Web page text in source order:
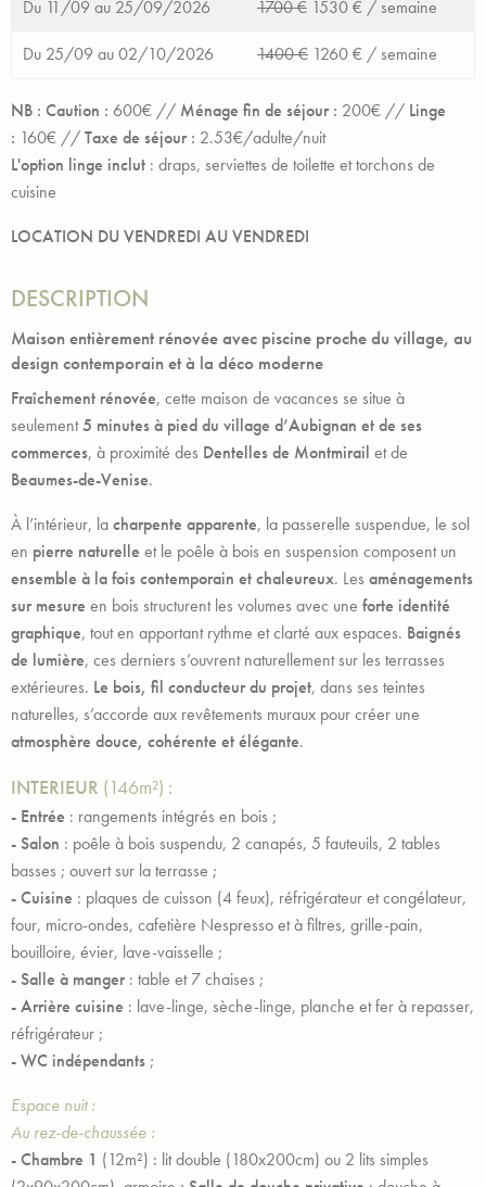
Du 11/09 au 25/09/2026 1700 € 1530 € /semaine
Du 25/09 au 02/10/2026 1400 € 1260 € /semaine
NB : Caution : 600€ // Ménage fin de séjour : 200€ // Linge
: 160€ //Taxe de séjour : 2.53€/adulte/nuit
L'option linge inclut : draps, serviettes de toilette et torchons de
cuisine
LOCATION DU VENDREDI AU VENDREDI
DESCRIPTION
Maison entièrement rénovée avec piscine proche du village, au
design contemporain et à la déco moderne
Fraîchement rénovée, cette maison de vacances se situe à
seulement5 minutes à pied du village d’Aubignan et de ses
commerces, à proximité des Dentelles de Montmirail et de
Beaumes-de-Venise.
À l’intérieur, lacharpente apparente, la passerelle suspendue, le sol
en pierre naturelle et le poêle à bois en suspension composent un
ensemble à la fois contemporain et chaleureux. Les aménagements
sur mesure en bois structurent les volumes avec une forte identité
graphique, tout en apportant rythme et clarté aux espaces. Baignés
de lumière, ces derniers s’ouvrent naturellement sur les terrasses
extérieures. Le bois, fil conducteur du projet, dans ses teintes
naturelles, s’accorde aux revêtements muraux pour créer une
atmosphère douce, cohérente et élégante.
INTERIEUR (146m²) :
- Entrée : rangements intégrés en bois ;
- Salon : poêle à bois suspendu, 2 canapés, 5 fauteuils, 2 tables
basses ; ouvert sur la terrasse ;
- Cuisine : plaques de cuisson (4 feux), réfrigérateur et congélateur,
four, micro-ondes, cafetière Nespresso et à filtres, grille-pain,
bouilloire, évier, lave-vaisselle ;
- Salle à manger: table et 7 chaises ;
- Arrière cuisine : lave-linge, sèche-linge, planche et fer à repasser,
réfrigérateur ;
- WC indépendants ;
Espace nuit :
Au rez-de-chaussée :
- Chambre 1 (12m²) : lit double (180x200cm) ou 2 lits simples